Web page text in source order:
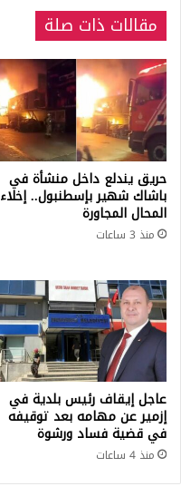
مقالات ذات صلة
حريق يندلع داخل منشأة في
باشاك شهير بإسطنبول.. إخلاء
المحال المجاورة
منذ 3 ساعات
عاجل إيقاف رئيس بلدية في
إزمير عن مهامه بعد توقيفه
في قضية فساد ورشوة
منذ 4 ساعات